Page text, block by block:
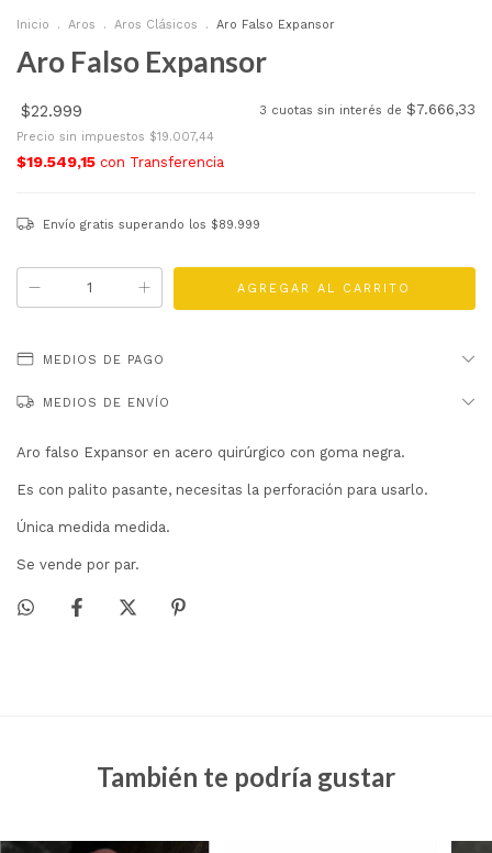
Inicio . Aros . Aros Clásicos . Aro Falso Expansor
Aro Falso Expansor
$22.999 3 cuotas sin interés de $7.666,33
Precio sin impuestos $19.007,44
$19.549,15 con Transferencia
Envío gratissuperando los $89.999
MEDIOS DE PAGO
MEDIOS DE ENVÍO
Aro falso Expansor en acero quirúrgico con goma negra.
Es con palito pasante, necesitas la perforación para usarlo.
Única medida medida.
Se vende por par.
También te podría gustar